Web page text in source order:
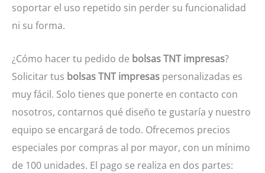
soportar el uso repetido sin perder su funcionalidad
ni su forma.
¿Cómo hacer tu pedido de bolsas TNT impresas?
Solicitar tus bolsas TNT impresas personalizadas es
muy fácil. Solo tienes que ponerte en contacto con
nosotros, contarnos qué diseño te gustaría y nuestro
equipo se encargará de todo. Ofrecemos precios
especiales por compras al por mayor, con un mínimo
de 100 unidades. El pago se realiza en dos partes: